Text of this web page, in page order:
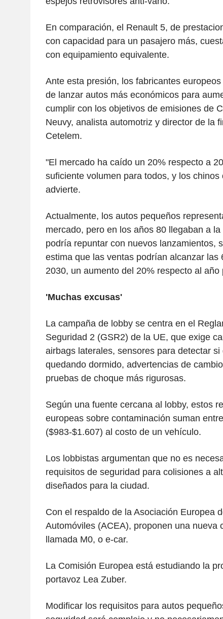
En comparación, el Renault 5, de
con capacidad para un pasajero más,
con equipamiento equivalente.
Ante esta presión, los fabricantes
de lanzar autos más económicos para
cumplir con los objetivos de emisiones de
Neuvy, analista automotriz y director de la
Cetelem.
"El mercado ha caído un 20% respecto a
suficiente volumen para todos, y los chinos
advierte.
Actualmente, los autos pequeños
mercado, pero en los años 80 llegaban a
podría repuntar con nuevos lanzamientos,
estima que las ventas podrían alcanzar las
2030, un aumento del 20% respecto al año
'Muchas excusas'
La campaña de lobby se centra en el
Seguridad 2 (GSR2) de la UE, que exige
airbags laterales, sensores para detectar
quedando dormido, advertencias de
pruebas de choque más rigurosas.
Según una fuente cercana al lobby, estos
europeas sobre contaminación suman
($983-$1.607) al costo de un vehículo.
Los lobbistas argumentan que no es
requisitos de seguridad para colisiones a
diseñados para la ciudad.
Con el respaldo de la Asociación Europea
Automóviles (ACEA), proponen una nueva
llamada M0, o e-car.
La Comisión Europea está estudiando la
portavoz Lea Zuber.
Modificar los requisitos para autos